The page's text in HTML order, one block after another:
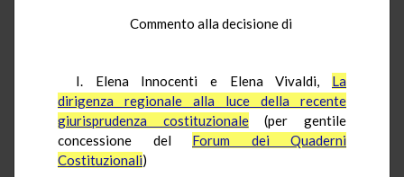
Commento alla decisione di
I. Elena Innocenti e Elena Vivaldi, La
dirigenza regionale alla luce della recente
giurisprudenza costituzionale(per gentile
concessione del Forum dei Quaderni
Costituzionali)